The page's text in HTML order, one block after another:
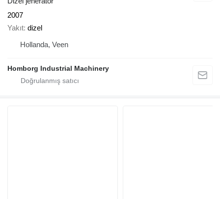
2007
Yakıt dizel
Hollanda, Veen
Homborg Industrial Machinery